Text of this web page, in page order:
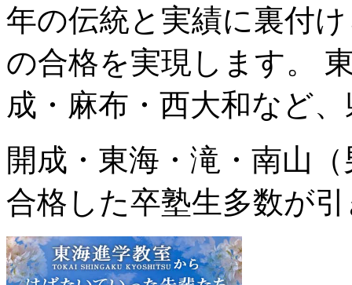
年の伝統と実績に裏付
の合格を実現します。
成・麻布・西大和など
開成・東海・滝・南山
合格した卒塾生多数が